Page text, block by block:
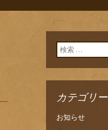
検索:
カテゴリー
お知らせ